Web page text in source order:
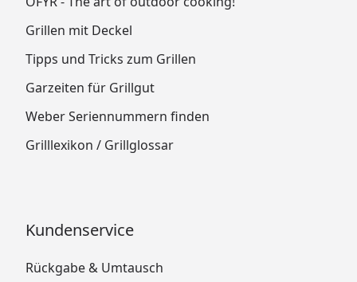
Grillen mit Deckel
Tipps und Tricks zum Grillen
Garzeiten für Grillgut
Weber Seriennummern finden
Grilllexikon / Grillglossar
Kundenservice
Rückgabe & Umtausch